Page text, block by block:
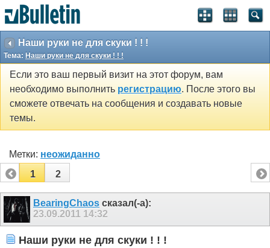
Наши руки не для скуки ! ! !
Тема: Наши руки не для скуки ! ! !
Если это ваш первый визит на этот форум, вам
необходимо выполнить регистрацию. После этого вы
сможете отвечать на сообщения и создавать новые
темы.
Метки: неожиданно
1
2
BearingChaos сказал(-а):
23.09.2011 14:32
Наши руки не для скуки ! ! !